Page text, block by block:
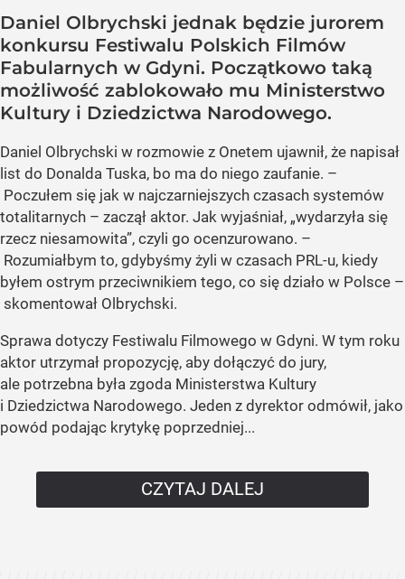
Daniel Olbrychski jednak będzie jurorem
konkursu Festiwalu Polskich Filmów
Fabularnych w Gdyni. Początkowo taką
możliwość zablokowało mu Ministerstwo
Kultury i Dziedzictwa Narodowego.
Daniel Olbrychski w rozmowie z Onetem ujawnił, że napisał
list do Donalda Tuska, bo ma do niego zaufanie. –
Poczułem się jak w najczarniejszych czasach systemów
totalitarnych – zaczął aktor. Jak wyjaśniał, „wydarzyła się
rzecz niesamowita”, czyli go ocenzurowano. –
Rozumiałbym to, gdybyśmy żyli w czasach PRL-u, kiedy
byłem ostrym przeciwnikiem tego, co się działo w Polsce –
skomentował Olbrychski.
Sprawa dotyczy Festiwalu Filmowego w Gdyni. W tym roku
aktor utrzymał propozycję, aby dołączyć do jury,
ale potrzebna była zgoda Ministerstwa Kultury
i Dziedzictwa Narodowego. Jeden z dyrektor odmówił, jako
powód podając krytykę poprzedniej...
CZYTAJ DALEJ